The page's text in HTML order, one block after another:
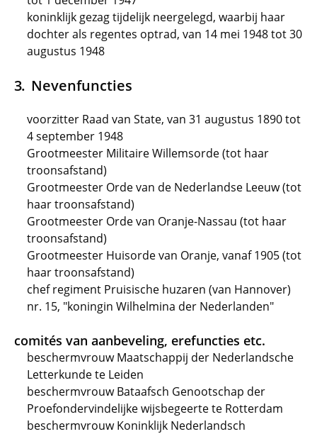
koninklijk gezag tijdelijk neergelegd, waarbij haar
dochter als regentes optrad, van 14 mei 1948 tot 30
augustus 1948
Nevenfuncties
voorzitter Raad van State, van 31 augustus 1890 tot
4 september 1948
Grootmeester Militaire Willemsorde (tot haar
troonsafstand)
Grootmeester Orde van de Nederlandse Leeuw (tot
haar troonsafstand)
Grootmeester Orde van Oranje-Nassau (tot haar
troonsafstand)
Grootmeester Huisorde van Oranje, vanaf 1905 (tot
haar troonsafstand)
chef regiment Pruisische huzaren (van Hannover)
nr. 15, "koningin Wilhelmina der Nederlanden"
comités van aanbeveling, erefuncties etc.
beschermvrouw Maatschappij der Nederlandsche
Letterkunde te Leiden
beschermvrouw Bataafsch Genootschap der
Proefondervindelijke wijsbegeerte te Rotterdam
beschermvrouw Koninklijk Nederlandsch